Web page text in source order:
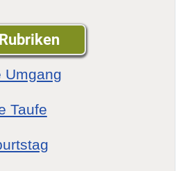
Umgang
Taufe